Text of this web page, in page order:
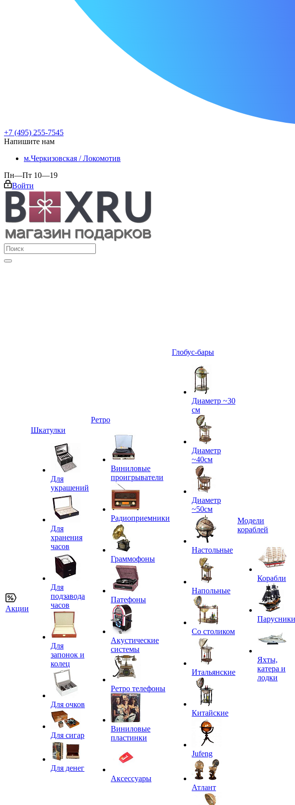
+7 (495) 255-7545
Напишите нам
м.Черкизовская / Локомотив
Пн—Пт 10—19
Войти
Акции
Шкатулки
Для
украшений
Для
хранения
часов
Для
подзавода
часов
Для
запонок и
колец
Для очков
Для сигар
Для денег
Ретро
Виниловые
проигрыватели
Радиоприемники
Граммофоны
Патефоны
Акустические
системы
Ретро телефоны
Виниловые
пластинки
Аксессуары
Глобус-бары
Диаметр ~30
см
Диаметр
~40см
Диаметр
~50см
Настольные
Напольные
Со столиком
Итальянские
Китайские
Jufeng
Атлант
Модели
кораблей
Корабли
Парусники
Яхты,
катера и
лодки